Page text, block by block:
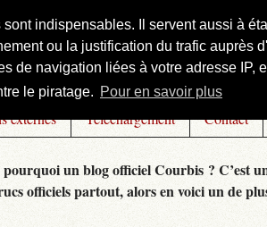
indispensables. Il servent aussi à
ou la justification du trafic auprès
de navigation liées à votre adresse IP,
le piratage. Pour en savoir plus
externes Téléchargement Contact
un blog officiel Courbis ? C’est
officiels partout, alors en voici un de